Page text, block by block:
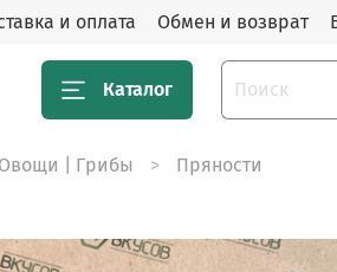
и оплата Обмен и возврат
Каталог
| Грибы Пряности